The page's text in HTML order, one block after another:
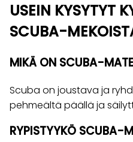
USEIN KYSYTYT
SCUBA-
MIKÄ ON SCUBA-
Scuba on joustava ja
pehmeältä päällä ja
RYPISTYYKÖ SCUBA-